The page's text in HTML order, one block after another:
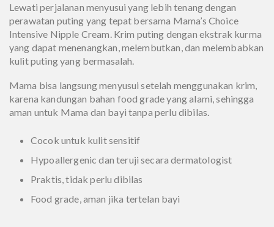
Lewati perjalanan menyusui yang lebih tenang dengan
perawatan puting yang tepat bersama Mama’s Choice
Intensive Nipple Cream. Krim puting dengan ekstrak kurma
yang dapat menenangkan, melembutkan, dan melembabkan
kulit puting yang bermasalah.
Mama bisa langsung menyusui setelah menggunakan krim,
karena kandungan bahan food grade yang alami, sehingga
aman untuk Mama dan bayi tanpa perlu dibilas.
Cocok untuk kulit sensitif
Hypoallergenic dan teruji secara dermatologist
Praktis, tidak perlu dibilas
Food grade, aman jika tertelan bayi